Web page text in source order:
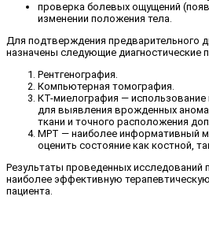
проверка болевых ощущений
изменении положения тела.
Для подтверждения предварительного
назначены следующие диагностические
Рентгенография.
Компьютерная томография.
КТ-миелография — использование
для выявления врожденных
ткани и точного расположения
МРТ — наиболее информативный
оценить состояние как костной,
Результаты проведенных исследований
наиболее эффективную
пациента.